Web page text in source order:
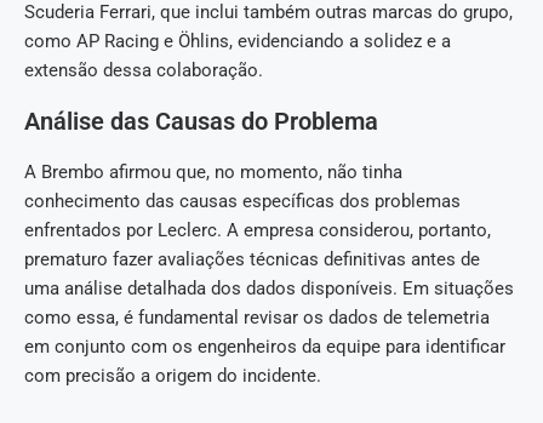
Scuderia Ferrari, que inclui também outras marcas do grupo,
como AP Racing e Öhlins, evidenciando a solidez e a
extensão dessa colaboração.
Análise das Causas do Problema
A Brembo afirmou que, no momento, não tinha
conhecimento das causas específicas dos problemas
enfrentados por Leclerc. A empresa considerou, portanto,
prematuro fazer avaliações técnicas definitivas antes de
uma análise detalhada dos dados disponíveis. Em situações
como essa, é fundamental revisar os dados de telemetria
em conjunto com os engenheiros da equipe para identificar
com precisão a origem do incidente.